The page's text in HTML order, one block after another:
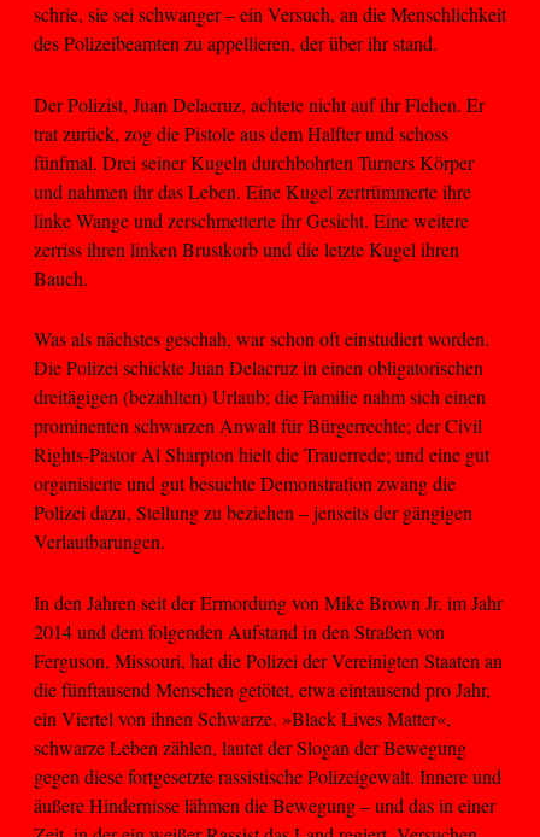
schrie, sie sei schwanger – ein Versuch, an die Menschlichkeit
des Polizeibeamten zu appellieren, der über ihr stand.
Der Polizist, Juan Delacruz, achtete nicht auf ihr Flehen. Er
trat zurück, zog die Pistole aus dem Halfter und schoss
fünfmal. Drei seiner Kugeln durchbohrten Turners Körper
und nahmen ihr das Leben. Eine Kugel zertrümmerte ihre
linke Wange und zerschmetterte ihr Gesicht. Eine weitere
zerriss ihren linken Brustkorb und die letzte Kugel ihren
Bauch.
Was als nächstes geschah, war schon oft einstudiert worden.
Die Polizei schickte Juan Delacruz in einen obligatorischen
dreitägigen (bezahlten) Urlaub; die Familie nahm sich einen
prominenten schwarzen Anwalt für Bürgerrechte; der Civil
Rights-Pastor Al Sharpton hielt die Trauerrede; und eine gut
organisierte und gut besuchte Demonstration zwang die
Polizei dazu, Stellung zu beziehen – jenseits der gängigen
Verlautbarungen.
In den Jahren seit der Ermordung von Mike Brown Jr. im Jahr
2014 und dem folgenden Aufstand in den Straßen von
Ferguson, Missouri, hat die Polizei der Vereinigten Staaten an
die fünftausend Menschen getötet, etwa eintausend pro Jahr,
ein Viertel von ihnen Schwarze. »Black Lives Matter«,
schwarze Leben zählen, lautet der Slogan der Bewegung
gegen diese fortgesetzte rassistische Polizeigewalt. Innere und
äußere Hindernisse lähmen die Bewegung – und das in einer